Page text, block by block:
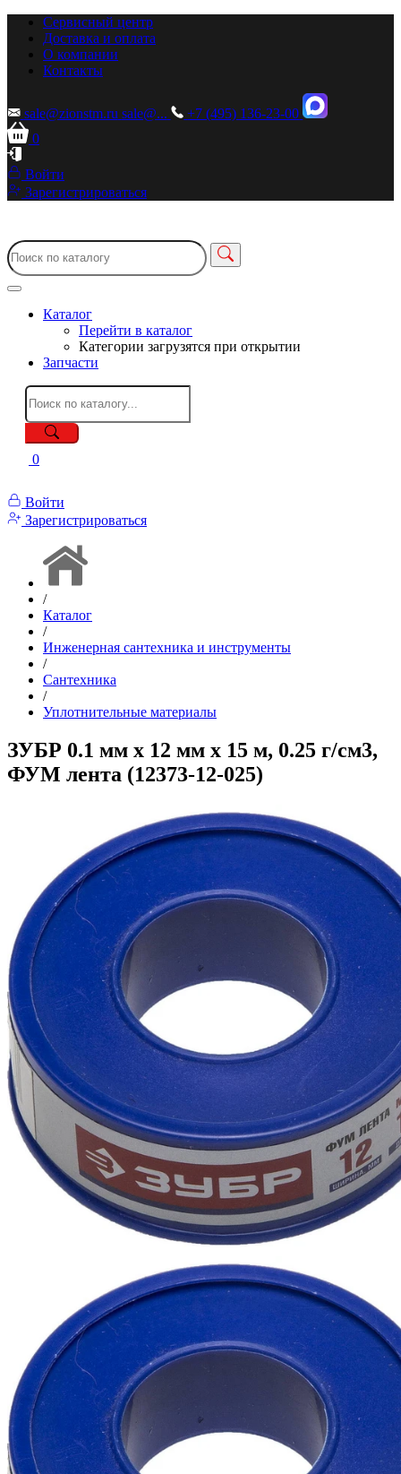
Сервисный центр
Доставка и оплата
О компании
Контакты
sale@zionstm.ru sale@...
+7 (495) 136-23-00
0
Войти
Зарегистрироваться
Каталог
Перейти в каталог
Категории загрузятся при открытии
Запчасти
0
Войти
Зарегистрироваться
/
Каталог
/
Инженерная сантехника и инструменты
/
Сантехника
/
Уплотнительные материалы
ЗУБР 0.1 мм х 12 мм х 15 м, 0.25 г/см3,
ФУМ лента (12373-12-025)